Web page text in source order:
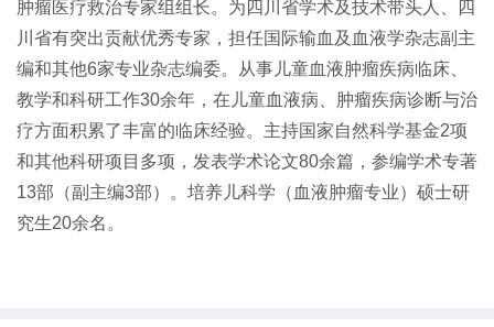
肿瘤医疗救治专家组组长。为四川省学术及技术带头人、四
川省有突出贡献优秀专家，担任国际输血及血液学杂志副主
编和其他6家专业杂志编委。从事儿童血液肿瘤疾病临床、
教学和科研工作30余年，在儿童血液病、肿瘤疾病诊断与治
疗方面积累了丰富的临床经验。主持国家自然科学基金2项
和其他科研项目多项，发表学术论文80余篇，参编学术专著
13部（副主编3部）。培养儿科学（血液肿瘤专业）硕士研
究生20余名。